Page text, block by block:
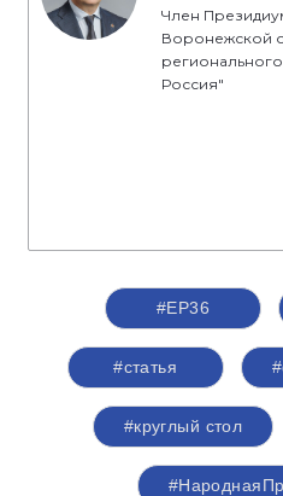
Член
Воронежской
Россия"
#ЕР36
#статья
#круглый стол